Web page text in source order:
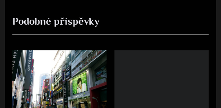
příspěvek
v
i
o
u
s
P
o
x
t
P
o
s
t
:
Podobné příspěvky